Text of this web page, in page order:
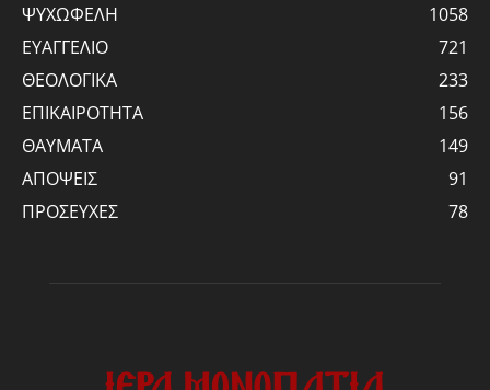
ΨΥΧΩΦΕΛΗ
1058
ΕΥΑΓΓΕΛΙΟ
721
ΘΕΟΛΟΓΙΚΑ
233
ΕΠΙΚΑΙΡΟΤΗΤΑ
156
ΘΑΥΜΑΤΑ
149
ΑΠΟΨΕΙΣ
91
ΠΡΟΣΕΥΧΕΣ
78